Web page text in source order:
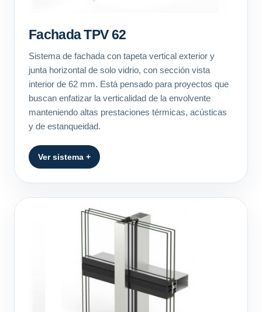
Fachada TPV 62
Sistema de fachada con tapeta vertical exterior y
junta horizontal de solo vidrio, con sección vista
interior de 62 mm. Está pensado para proyectos que
buscan enfatizar la verticalidad de la envolvente
manteniendo altas prestaciones térmicas, acústicas
y de estanqueidad.
Ver sistema +